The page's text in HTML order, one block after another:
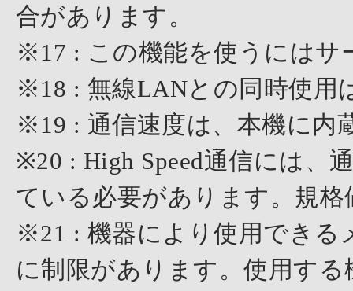
合があります。
※17 : この機能を使うにはサ
※18 : 無線LANとの同時使用
※19 : 通信速度は、本機に内
※20 : High Speed通信には、
ている必要があります。規
※21 : 機器により使用できる
に制限があります。使用す